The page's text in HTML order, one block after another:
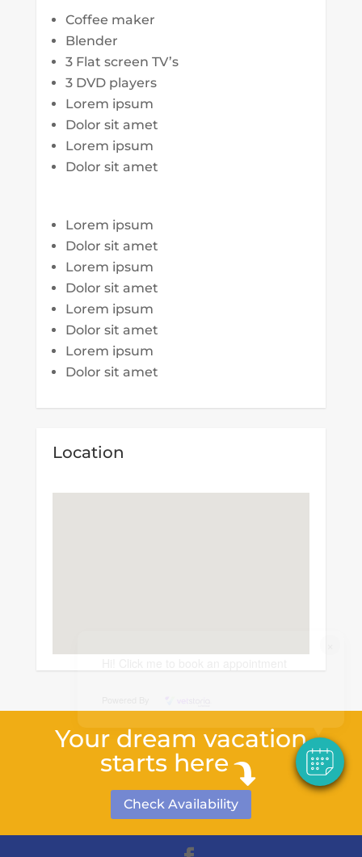
Coffee maker
Blender
3 Flat screen TV’s
3 DVD players
Lorem ipsum
Dolor sit amet
Lorem ipsum
Dolor sit amet
Lorem ipsum
Dolor sit amet
Lorem ipsum
Dolor sit amet
Lorem ipsum
Dolor sit amet
Lorem ipsum
Dolor sit amet
Location
Your dream vacation
starts here
Check Availability